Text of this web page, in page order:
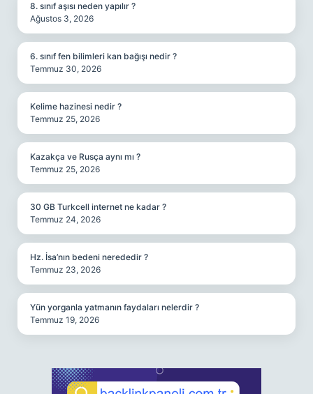
8. sınıf aşısı neden yapılır ?
Ağustos 3, 2026
6. sınıf fen bilimleri kan bağışı nedir ?
Temmuz 30, 2026
Kelime hazinesi nedir ?
Temmuz 25, 2026
Kazakça ve Rusça aynı mı ?
Temmuz 25, 2026
30 GB Turkcell internet ne kadar ?
Temmuz 24, 2026
Hz. İsa’nın bedeni nerededir ?
Temmuz 23, 2026
Yün yorganla yatmanın faydaları nelerdir ?
Temmuz 19, 2026